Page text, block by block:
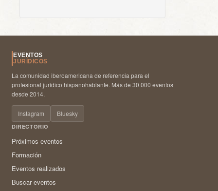
EVENTOS
JURÍDICOS
La comunidad iberoamericana de referencia para el
profesional jurídico hispanohablante. Más de 30.000 eventos
desde 2014.
Instagram Bluesky
DIRECTORIO
Próximos eventos
Formación
Eventos realizados
Buscar eventos